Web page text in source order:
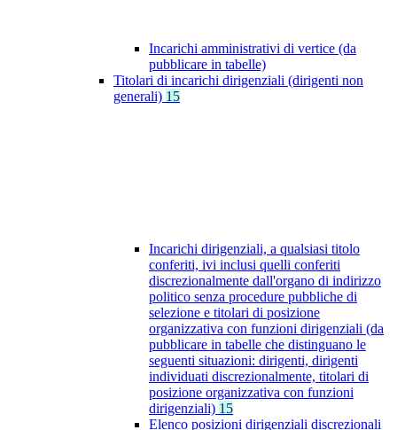
Incarichi amministrativi di vertice (da
pubblicare in tabelle)
Titolari di incarichi dirigenziali (dirigenti non
generali) 15
Incarichi dirigenziali, a qualsiasi titolo
conferiti, ivi inclusi quelli conferiti
discrezionalmente dall'organo di indirizzo
politico senza procedure pubbliche di
selezione e titolari di posizione
organizzativa con funzioni dirigenziali (da
pubblicare in tabelle che distinguano le
seguenti situazioni: dirigenti, dirigenti
individuati discrezionalmente, titolari di
posizione organizzativa con funzioni
dirigenziali) 15
Elenco posizioni dirigenziali discrezionali